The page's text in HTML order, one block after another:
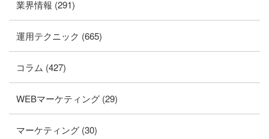
業界情報 (291)
運用テクニック (665)
コラム (427)
WEBマーケティング (29)
マーケティング (30)